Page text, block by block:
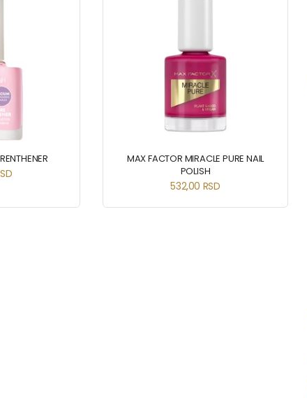
MAX FACTOR MIRACLE PURE NAIL
POLISH
532,00 RSD